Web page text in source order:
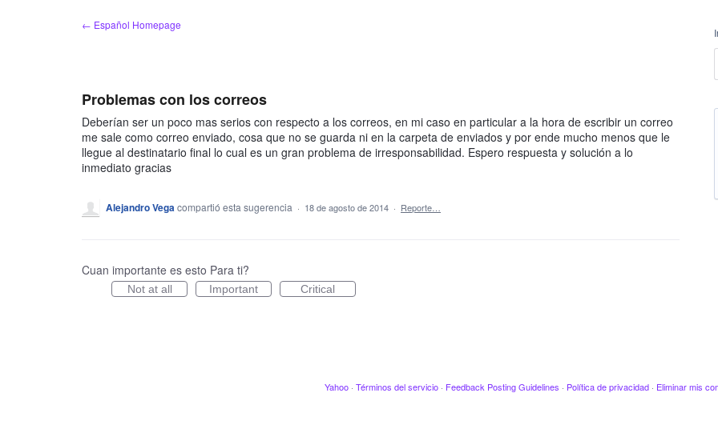
← Español Homepage
Problemas con los correos
Deberían ser un poco mas serios con respecto a los correos, en mi caso en particular a la hora de escribir un correo
me sale como correo enviado, cosa que no se guarda ni en la carpeta de enviados y por ende mucho menos que le
llegue al destinatario final lo cual es un gran problema de irresponsabilidad. Espero respuesta y solución a lo
inmediato gracias
Alejandro Vegacompartió esta sugerencia · 18 de agosto de 2014 · Reporte…
Cuan importante es esto Para ti?
Not at all Important Critical
Yahoo · Términos del servicio · Feedback Posting Guidelines · Política de privacidad · Eliminar mis